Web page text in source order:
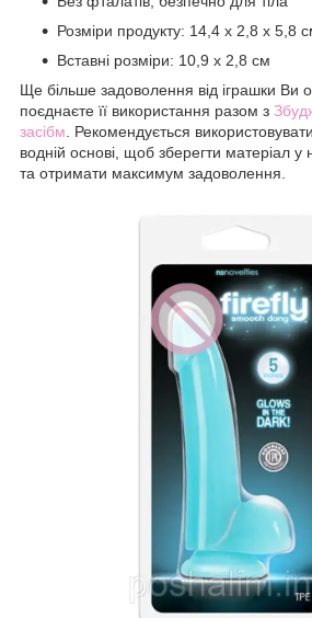
Розміри продукту: 14,4 х 2,8 х 5,8
Вставні розміри: 10,9 х 2,8 см
Ще більше задоволення від іграшки Ви
поєднаєте її використання разом з
засібм. Рекомендується
водній основі, щоб зберегти матеріал
та отримати максимум задоволення.